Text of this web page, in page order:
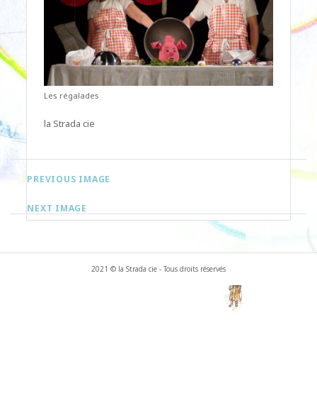
Les régalades
la Strada cie
PREVIOUS IMAGE
NEXT IMAGE
2021 © la Strada cie - Tous droits réservés